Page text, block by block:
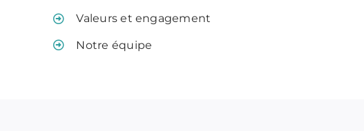
Valeurs et engagement
Notre équipe